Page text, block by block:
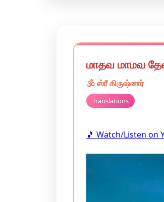
மாதவ மாமவ
🕉️ஸ்ரீ கிருஷ்ணர்
Translations
🎵 Watch/Listen on